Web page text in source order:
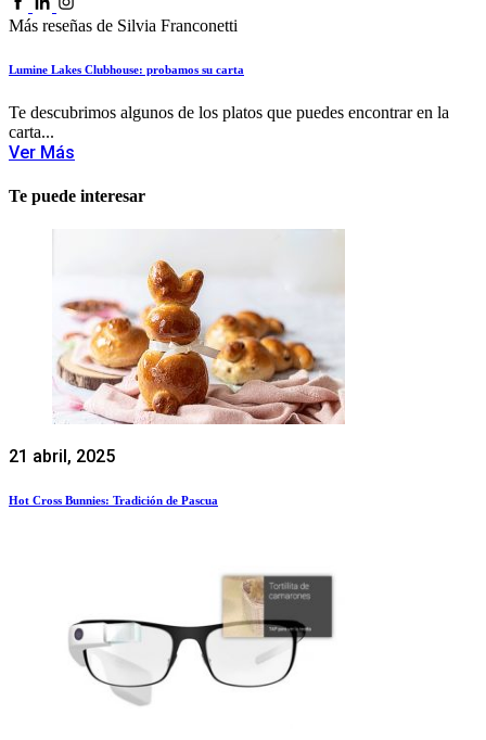
Más reseñas de Silvia Franconetti
Lumine Lakes Clubhouse: probamos su carta
Te descubrimos algunos de los platos que puedes encontrar en la
carta...
Ver Más
Te puede interesar
21 abril, 2025
Hot Cross Bunnies: Tradición de Pascua